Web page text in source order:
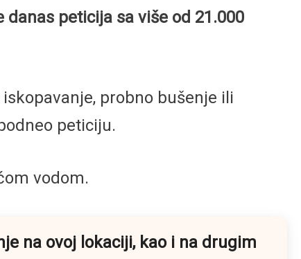
peticija sa više od 21.000
probno bušenje ili
peticiju.
vodom.
na ovoj lokaciji, kao i na drugim